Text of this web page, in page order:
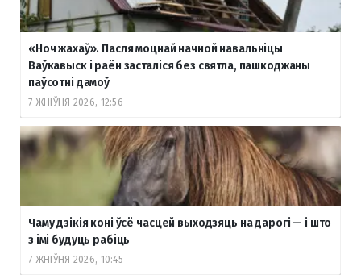
«Ноч жахаў». Пасля моцнай начной навальніцы
Ваўкавыск і раён засталіся без святла, пашкоджаны
паўсотні дамоў
7 ЖНІЎНЯ 2026, 12:56
Чаму дзікія коні ўсё часцей выходзяць на дарогі — і што
з імі будуць рабіць
7 ЖНІЎНЯ 2026, 10:45